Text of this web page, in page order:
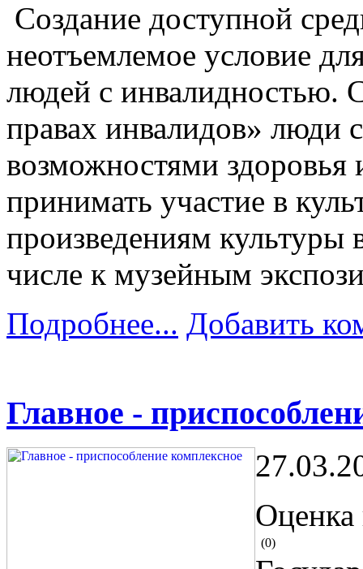
Создание доступной
неотъемлемое условие
людей с
правах инвалидов» люди
возможностями
принимать участие в
произведениям
числе к музейным
Подробнее... Добавить
Главное -
Оценка
(0)